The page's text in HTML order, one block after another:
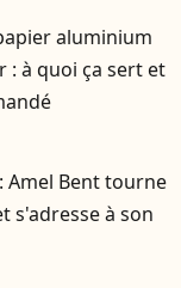
aluminium
: à quoi ça sert et
Amel Bent tourne
s'adresse à son